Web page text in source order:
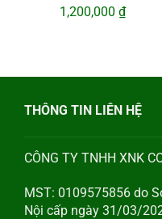
1,200,000 ₫
THÔNG TIN LIÊN HỆ
CÔNG TY TNHH XNK
MST: 0109575856 do
Nội cấp ngày 31/03/